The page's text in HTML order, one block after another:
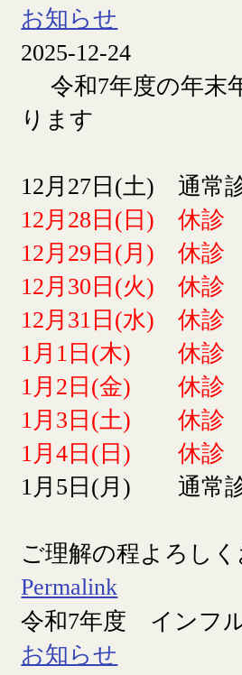
お知らせ
2025-12-24
令和7年度の年末
ります
12月27日(土) 通常
12月28日(日) 休診
12月29日(月) 休診
12月30日(火) 休診
12月31日(水) 休診
1月1日(木) 休診
1月2日(金) 休診
1月3日(土) 休診
1月4日(日) 休診
1月5日(月) 通常
ご理解の程よろし
Permalink
令和7年度 インフ
お知らせ